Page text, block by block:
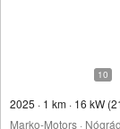
2025 · 1 km · 16 kW
Marko-Motors ·